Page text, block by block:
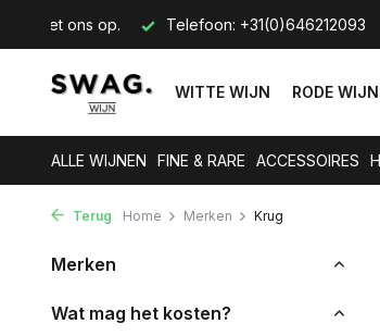
met ons op. Telefoon: +31(0)646212093
WITTE WIJN RODE WIJN
ALLE WIJNEN FINE & RARE ACCESSOIRES
Terug Home Merken Krug
Merken
Wat mag het kosten?